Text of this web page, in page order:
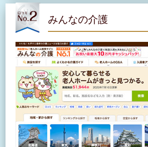
みんなの介護